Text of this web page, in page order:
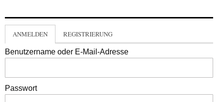
ANMELDEN REGISTRIERUNG
Benutzername oder E-Mail-Adresse
Passwort